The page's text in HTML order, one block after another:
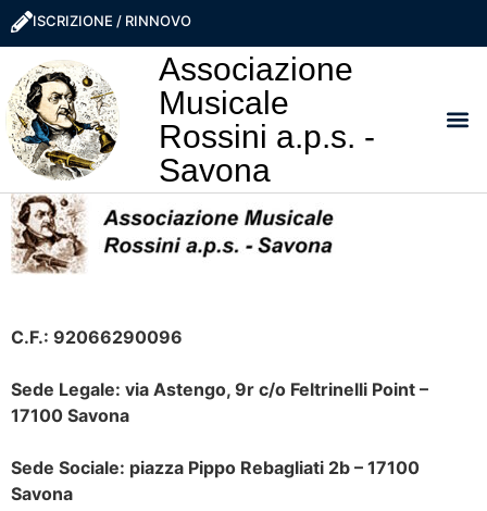
ISCRIZIONE / RINNOVO
Associazione
Musicale
Rossini a.p.s. -
Savona
C.F.: 92066290096
Sede Legale: via Astengo, 9r c/o Feltrinelli Point –
17100 Savona
Sede Sociale: piazza Pippo Rebagliati 2b – 17100
Savona